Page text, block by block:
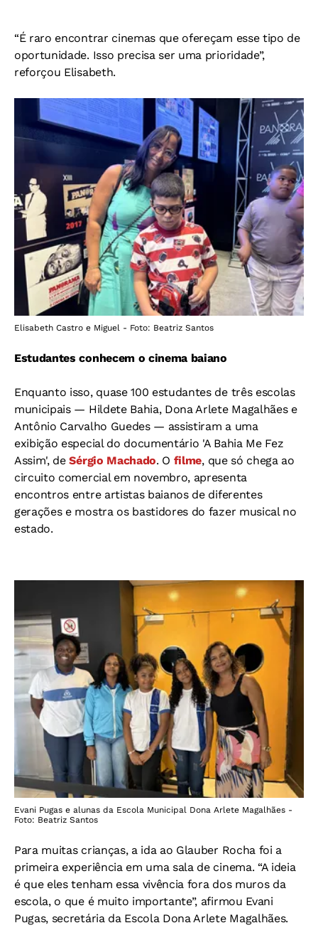
“É raro encontrar cinemas que ofereçam esse tipo de
oportunidade. Isso precisa ser uma prioridade”,
reforçou Elisabeth.
Elisabeth Castro e Miguel - Foto: Beatriz Santos
Estudantes conhecem o cinema baiano
Enquanto isso, quase 100 estudantes de três escolas
municipais — Hildete Bahia, Dona Arlete Magalhães e
Antônio Carvalho Guedes — assistiram a uma
exibição especial do documentário 'A Bahia Me Fez
Assim', deSérgio Machado. O filme, que só chega ao
circuito comercial em novembro, apresenta
encontros entre artistas baianos de diferentes
gerações e mostra os bastidores do fazer musical no
estado.
Evani Pugas e alunas da Escola Municipal Dona Arlete Magalhães -
Foto: Beatriz Santos
Para muitas crianças, a ida ao Glauber Rocha foi a
primeira experiência em uma sala de cinema. “A ideia
é que eles tenham essa vivência fora dos muros da
escola, o que é muito importante”, afirmou Evani
Pugas, secretária da Escola Dona Arlete Magalhães.